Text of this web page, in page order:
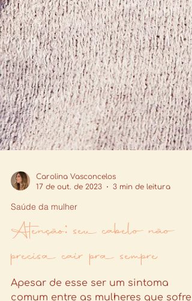
Carolina Vasconcelos
Saúde da mulher
Atenção: seu cabelo não
precisa cair pra sempre